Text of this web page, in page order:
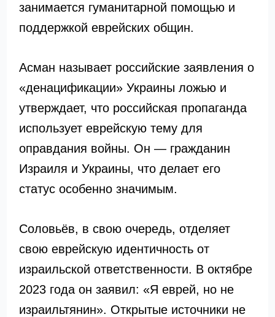
занимается гуманитарной помощью и
поддержкой еврейских общин.
Асман называет российские заявления о
«денацификации» Украины ложью и
утверждает, что российская пропаганда
использует еврейскую тему для
оправдания войны. Он — гражданин
Израиля и Украины, что делает его
статус особенно значимым.
Соловьёв, в свою очередь, отделяет
свою еврейскую идентичность от
израильской ответственности. В октябре
2023 года он заявил: «Я еврей, но не
израильтянин». Открытые источники не